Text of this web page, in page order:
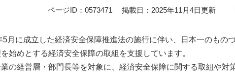
ページID：0573471 掲載日：2025年11月4日更新
月に成立した経済安全保障推進法の施行に伴い、日本一のもの
始めとする経済安全保障の取組を支援しています。
の経営層・部門長等を対象に、経済安全保障に関する取組や対